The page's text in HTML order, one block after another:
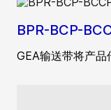
BPR-BCP-
GEA输送带将产